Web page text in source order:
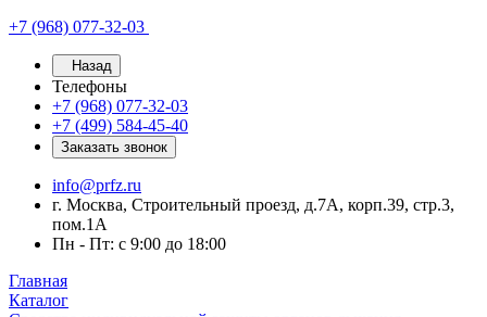
+7 (968) 077-32-03
Назад
Телефоны
+7 (968) 077-32-03
+7 (499) 584-45-40
Заказать звонок
info@prfz.ru
г. Москва, Строительный проезд, д.7А, корп.39, стр.3,
пом.1А
Пн - Пт: с 9:00 до 18:00
Главная
Каталог